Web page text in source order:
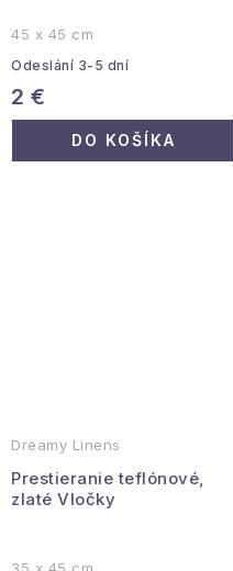
45 x 45 cm
Odeslání 3-5 dní
2 €
DO KOŠÍKA
Dreamy Linens
Prestieranie teflónové,
zlaté Vločky